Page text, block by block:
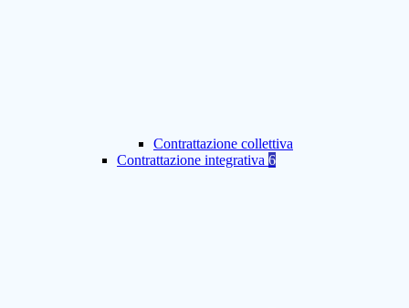
Contrattazione collettiva
Contrattazione integrativa 6